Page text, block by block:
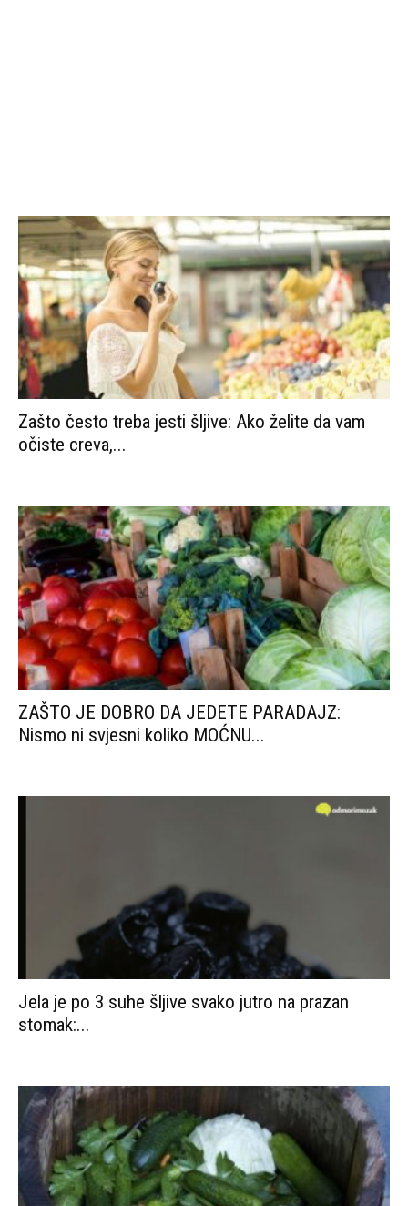
Zašto često treba jesti šljive: Ako želite da vam
očiste creva,...
ZAŠTO JE DOBRO DA JEDETE PARADAJZ:
Nismo ni svjesni koliko MOĆNU...
Jela je po 3 suhe šljive svako jutro na prazan
stomak:...